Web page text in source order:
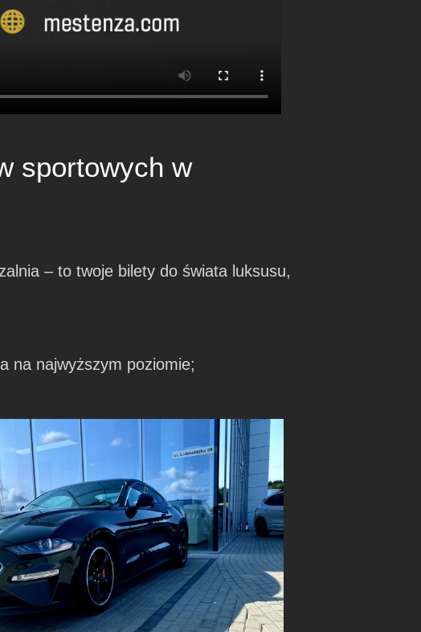
sportowych w
– to twoje bilety do świata luksusu,
na najwyższym poziomie;